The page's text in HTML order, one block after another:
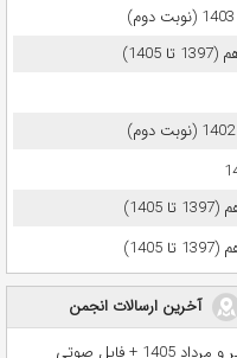
آخرین ارسالات انجمن